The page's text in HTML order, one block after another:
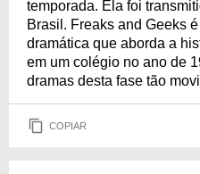
temporada. Ela foi
Brasil. Freaks and Geeks
dramática que aborda a
em um colégio no ano de
dramas desta fase tão
COPIAR